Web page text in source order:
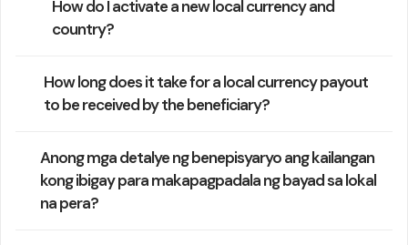
How do I activate a new local currency and
country?
How long does it take for a local currency payout
to be received by the beneficiary?
Anong mga detalye ng benepisyaryo ang kailangan
kong ibigay para makapagpadala ng bayad sa lokal
na pera?